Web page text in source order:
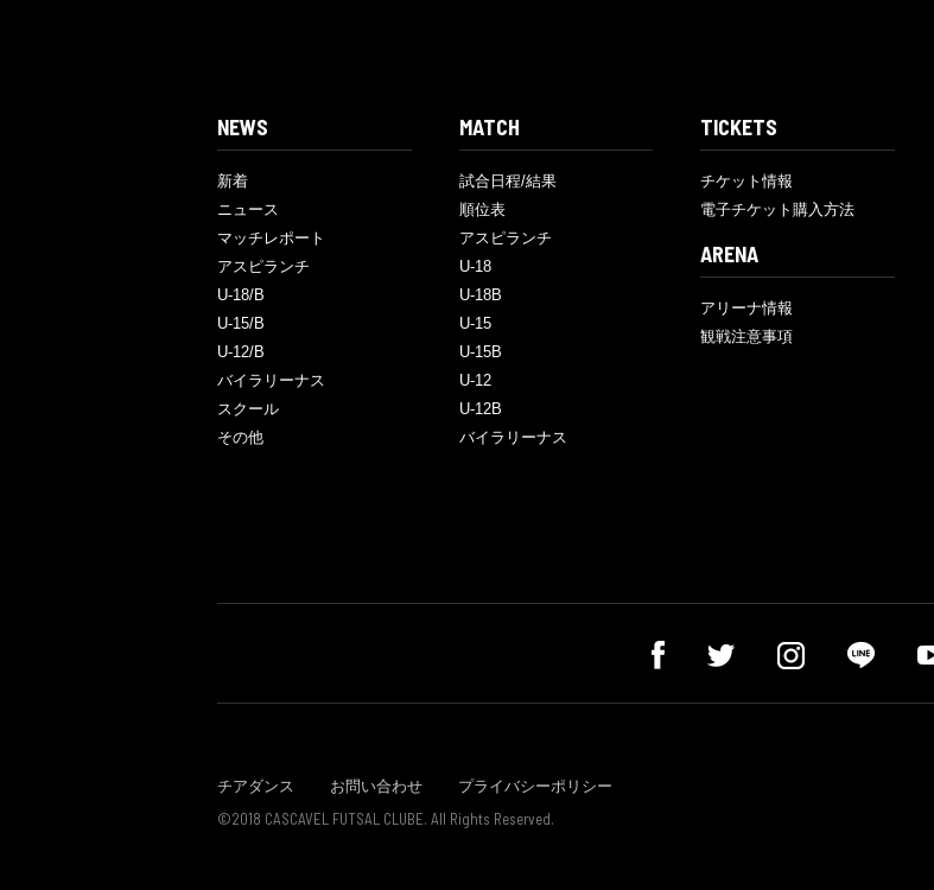
NEWS
新着
ニュース
マッチレポート
アスピランチ
U-18/B
U-15/B
U-12/B
バイラリーナス
スクール
その他
MATCH
試合日程/結果
順位表
アスピランチ
U-18
U-18B
U-15
U-15B
U-12
U-12B
バイラリーナス
TICKETS
チケット情報
電子チケット購入方法
ARENA
アリーナ情報
観戦注意事項
チアダンス お問い合わせ プライバシーポリシー
©2018 CASCAVEL FUTSAL CLUBE. All Rights Reserved.